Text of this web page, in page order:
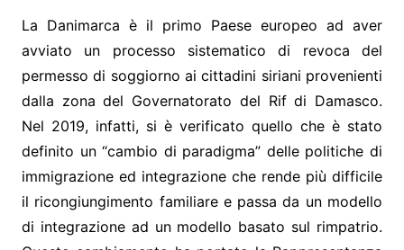
La Danimarca è il primo Paese europeo ad aver
avviato un processo sistematico di revoca del
permesso di soggiorno ai cittadini siriani provenienti
dalla zona del Governatorato del Rif di Damasco.
Nel 2019, infatti, si è verificato quello che è stato
definito un “cambio di paradigma” delle politiche di
immigrazione ed integrazione che rende più difficile
il ricongiungimento familiare e passa da un modello
di integrazione ad un modello basato sul rimpatrio.